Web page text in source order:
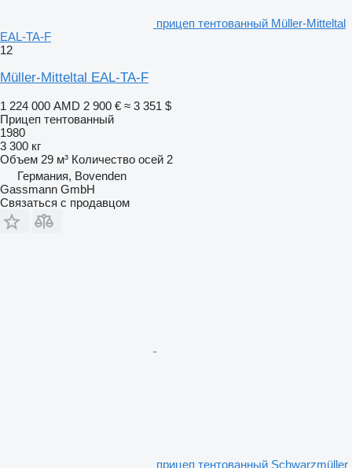
прицеп тентованный Müller-Mitteltal
EAL-TA-F
12
Müller-Mitteltal EAL-TA-F
1 224 000 AMD 2 900 € ≈ 3 351 $
Прицеп тентованный
1980
3 300 кг
Объем 29 м³ Количество осей 2
Германия, Bovenden
Gassmann GmbH
Связаться с продавцом
прицеп тентованный Schwarzmüller